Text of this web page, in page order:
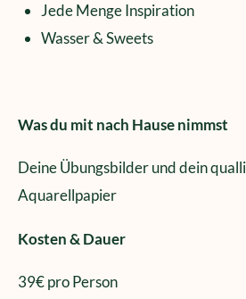
Jede Menge Inspiration
Wasser & Sweets
Was du mit nach Hause nimmst
Deine Übungsbilder und dein
Aquarellpapier
Kosten & Dauer
39€ pro Person